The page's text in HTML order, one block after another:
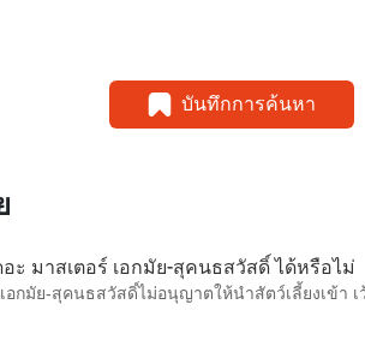
บันทึกการค้นหา
อะ มาสเตอร์ เอกมัย-สุคนธสวัสดิ์ ได้หรือไม่
เอกมัย-สุคนธสวัสดิ์ไม่อนุญาตให้นำสัตว์เลี้ยงเข้า